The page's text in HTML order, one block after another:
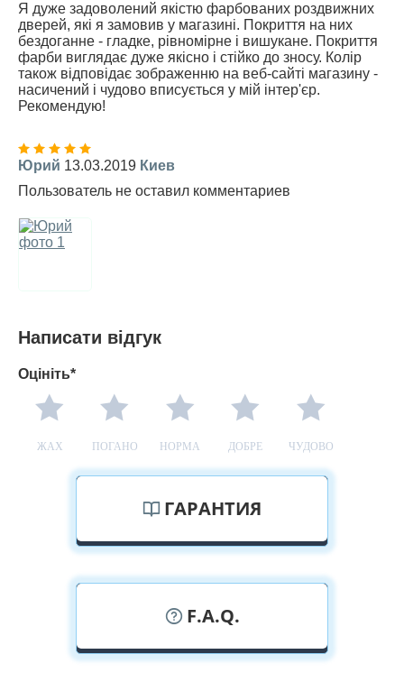
Я дуже задоволений якістю фарбованих роздвижних
дверей, які я замовив у магазині. Покриття на них
бездоганне - гладке, рівномірне і вишукане. Покриття
фарби виглядає дуже якісно і стійко до зносу. Колір
також відповідає зображенню на веб-сайті магазину -
насичений і чудово вписується у мій інтер'єр.
Рекомендую!
Юрий 13.03.2019 Киев
Пользователь не оставил комментариев
Написати відгук
Оцініть*
ЖАХ ПОГАНО НОРМА ДОБРЕ ЧУДОВО
ГАРАНТИЯ
F.A.Q.